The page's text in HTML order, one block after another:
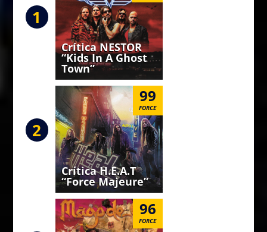
1
Crítica NESTOR
“Kids In A Ghost
Town”
2
99
FORCE
Crítica H.E.A.T
“Force Majeure”
96
FORCE